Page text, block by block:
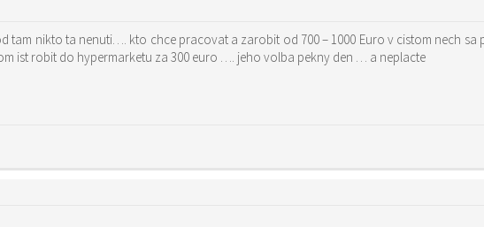
tam nikto ta nenuti…. kto chce pracovat a zarobit od 700 – 1000 Euro v cistom nech
ist robit do hypermarketu za 300 euro …. jeho volba pekny den … a neplacte